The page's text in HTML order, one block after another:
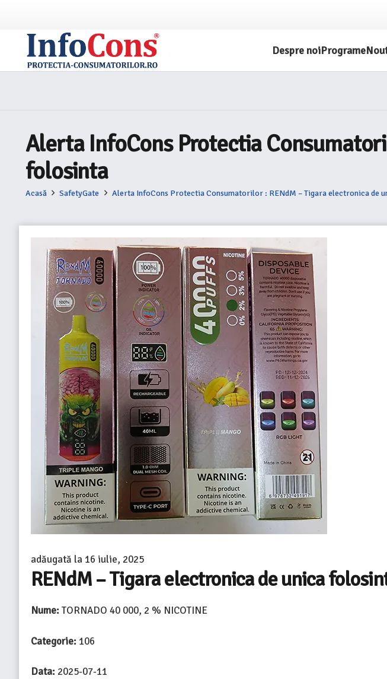
Despre noiPrograme
Alerta InfoCons Protectia
folosinta
Acasă SafetyGate Alerta InfoCons Protectia Consumatorilor : RENdM – Tigara electronica de
adăugată la 16 iulie, 2025
RENdM – Tigara electronica de unica
Nume:TORNADO 40 000, 2 % NICOTINE
Categorie: 106
Data: 2025-07-11